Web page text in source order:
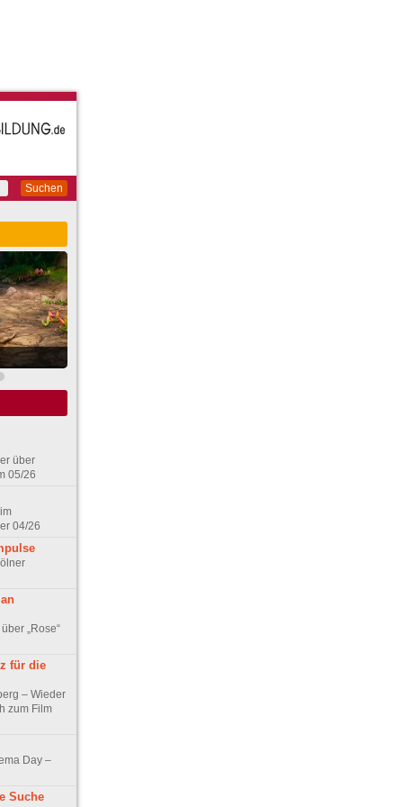
Suchen
über
05/26
04/26
„Rose“
für die
– Wieder
zum Film
Day –
Suche